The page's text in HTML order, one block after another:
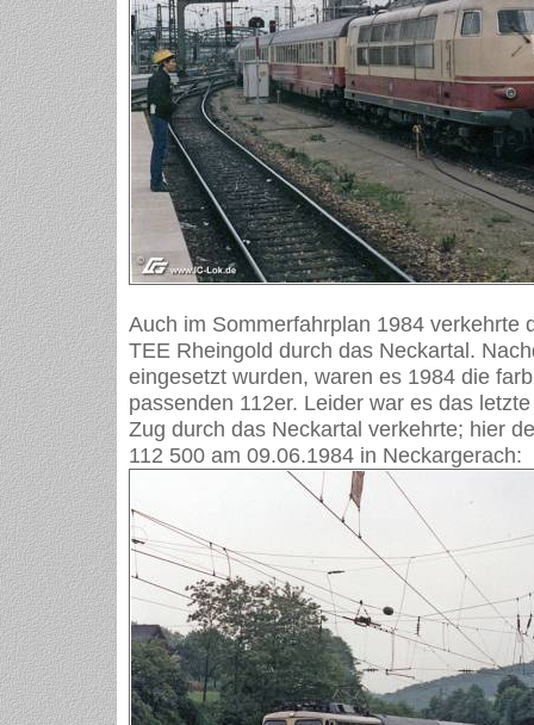
Auch im Sommerfahrplan 1984 verkehrte
TEE Rheingold durch das Neckartal.
eingesetzt wurden, waren es 1984 die
passenden 112er. Leider war es das
Zug durch das Neckartal verkehrte; hier
112 500 am 09.06.1984 in Neckargerach: